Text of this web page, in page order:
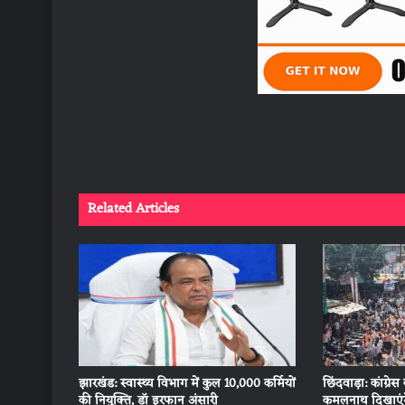
Related Articles
झारखंड: स्वास्थ्य विभाग में कुल 10,000 कर्मियों छिंदवाड़ा: